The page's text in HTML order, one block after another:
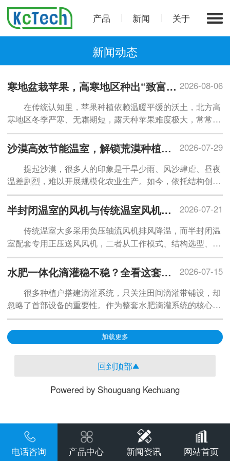
产品 新闻 关于
新闻动态
2026-08-06
寒地盆栽苹果，高寒地区种出“致富红果”
在传统认知里，苹果种植依赖温暖平缓的沃土，北方高
寒地区冬季严寒、无霜期短，露天种苹果难度极大，常常面
临冻害、坐果率低、口感差等难题。如今，随着寒地盆栽苹
果栽培技术日趋成熟， 逐渐打破地域气候限制，让高纬度寒
冷地区也能实现苹果规模化、精品化种植，成为北方设施农
业提质增收、农旅融合的特色新赛道。
2026-07-29
沙漠高效节能温室，解锁荒漠种植新模式
提起沙漠，很多人的印象是干旱少雨、风沙肆虐、昼夜
温差剧烈，难以开展规模化农业生产。如今，依托结构创新
与智能管控技术，沙漠高效节能温室在新疆、甘肃等荒漠区
域落地生根，把昔日不毛之地改造为四季稳产的果蔬基地，
践行 “向戈壁沙漠要食物”的发展思路，为盘活非耕地资源开
辟全新路径。
2026-07-21
半封闭温室的风机与传统温室风机有什么不同？
传统温室大多采用负压轴流风机排风降温，而半封闭温
室配套专用正压送风风机，二者从工作模式、结构选型、安
装位置、调控逻辑到种植效果都存在本质区别，也是半封闭
温室能够精准控温、防虫、均匀送风的核心硬件支撑。
2026-07-15
水肥一体化滴灌稳不稳？全看这套首部设备配置
很多种植户搭建滴灌系统，只关注田间滴灌带铺设，却
忽略了首部设备的重要性。作为整套水肥滴灌系统的核心中
枢，首部枢纽承担取水加压、净水过滤、施肥混肥、智能调
控、安全防护等关键作用，设备搭配是否规范，直接决定灌
溉均匀度、是否堵管、系统稳不稳定。
加载更多
回到顶部
Powered by Shouguang Kechuang
电话咨询 产品中心 新闻资讯 网站首页